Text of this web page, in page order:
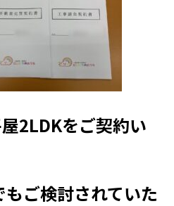
2LDKをご契約い
ご検討されていた